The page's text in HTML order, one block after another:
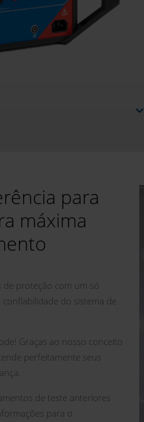
para
máxima
de proteção com um só
do sistema de
Graças ao nosso conceito
perfeitamente seus
de teste anteriores
para o